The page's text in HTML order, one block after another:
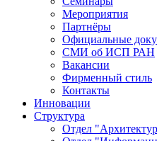
Мероприятия
Партнёры
Официальные
СМИ об ИСП РАН
Вакансии
Фирменный стиль
Контакты
Инновации
Структура
Отдел